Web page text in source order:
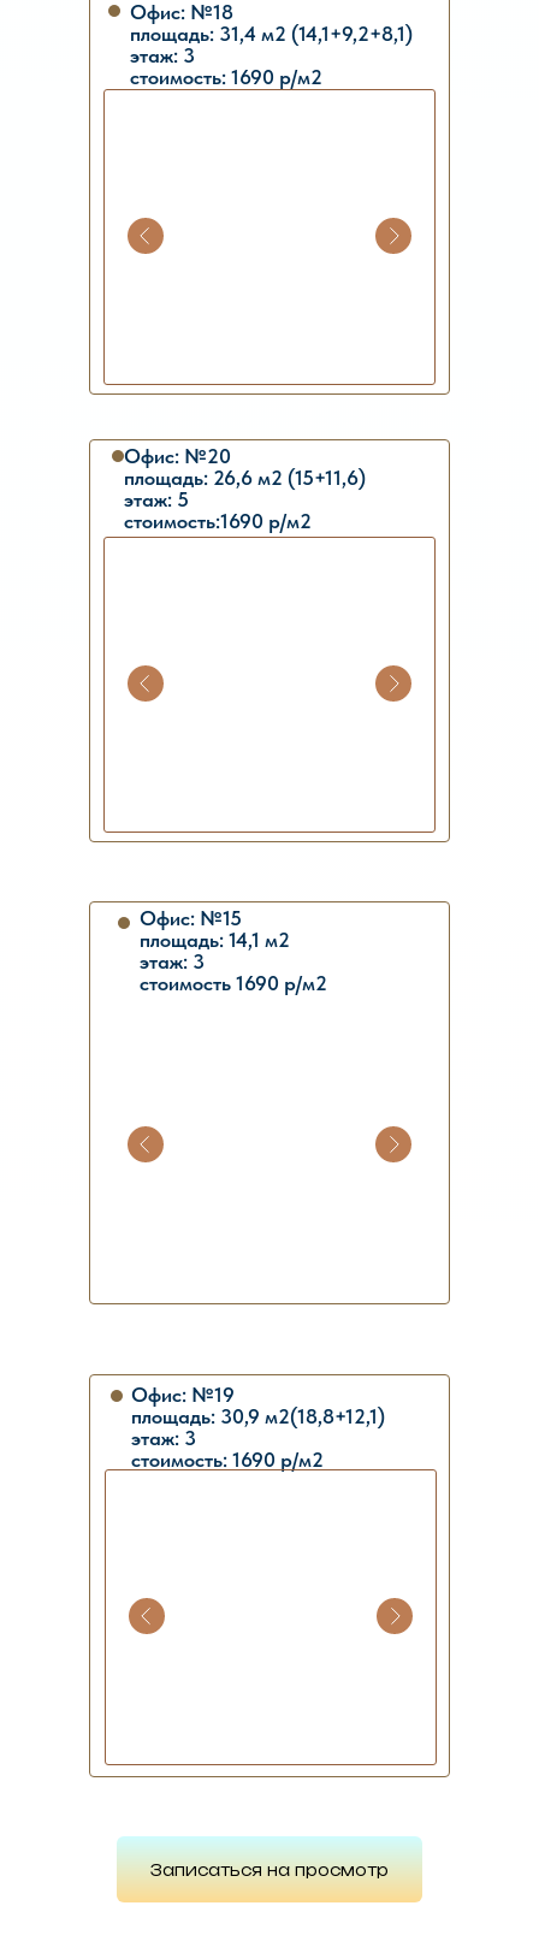
Записаться на просмотр
Офис: №18
площадь: 31,4 м2 (14,1+9,2+8,1)
этаж: 3
стоимость: 1690 р/м2
Офис: №19
площадь: 30,9 м2(18,8+12,1)
этаж: 3
стоимость: 1690 р/м2
Офис: №20
площадь: 26,6 м2 (15+11,6)
этаж: 5
стоимость:1690 р/м2
Офис: №15
площадь: 14,1 м2
этаж: 3
стоимость 1690 р/м2